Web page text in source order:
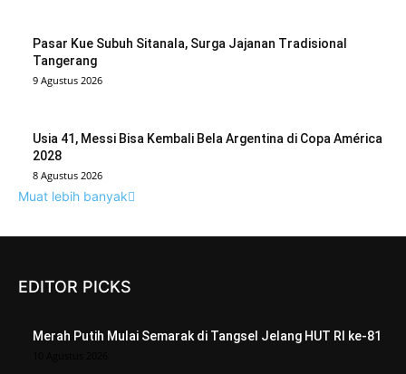
Pasar Kue Subuh Sitanala, Surga Jajanan Tradisional
Tangerang
9 Agustus 2026
Usia 41, Messi Bisa Kembali Bela Argentina di Copa América
2028
8 Agustus 2026
Muat lebih banyak
EDITOR PICKS
Merah Putih Mulai Semarak di Tangsel Jelang HUT RI ke-81